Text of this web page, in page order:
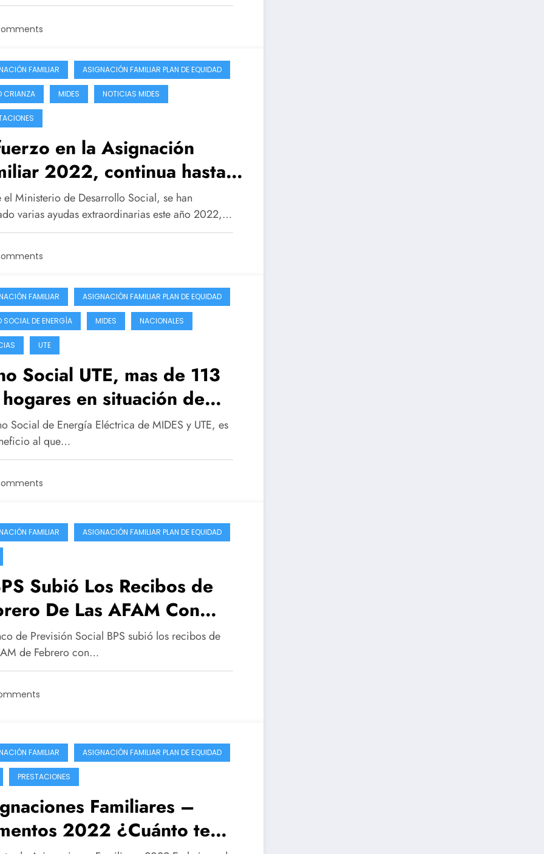
FAMILIAR ASIGNACIÓN FAMILIAR PLAN DE EQUIDAD
CRIANZA MIDES NOTICIAS MIDES
en la Asignación
2022, continua hasta
de Diciembre y aumenta
pesos
el Ministerio de Desarrollo Social, se han
varias ayudas extraordinarias este año 2022,…
FAMILIAR ASIGNACIÓN FAMILIAR PLAN DE EQUIDAD
SOCIAL DE ENERGÍA MIDES NACIONALES
UTE
Social UTE, mas de 113
en situación de
accedieron
Social de Energía Eléctrica de MIDES y UTE, es
al que…
FAMILIAR ASIGNACIÓN FAMILIAR PLAN DE EQUIDAD
Subió Los Recibos de
De Las AFAM Con
– Detalles
de Previsión Social BPS subió los recibos de
de Febrero con…
FAMILIAR ASIGNACIÓN FAMILIAR PLAN DE EQUIDAD
PRESTACIONES
Familiares –
2022 ¿Cuánto te